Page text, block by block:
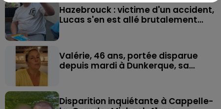
Hazebrouck : victime d'un accident,
Lucas s'en est allé brutalement...
Valérie, 46 ans, portée disparue
depuis mardi à Dunkerque, sa...
Disparition inquiétante à Cappelle-